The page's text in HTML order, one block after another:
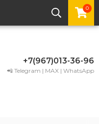
0
+7(967)013-36-96
📲 Telegram | MAX | WhatsApp